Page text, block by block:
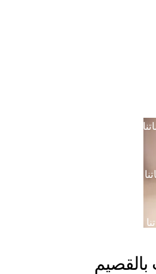
في الجبيل
في الباحة
في المدينة المنورة